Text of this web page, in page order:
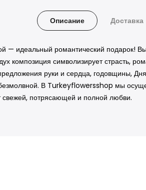
Описание Доставка
— идеальный романтический
композиция символизирует страсть,
руки и сердца, годовщины,
В Turkeyflowersshop мы
свежей, потрясающей и полной любви.